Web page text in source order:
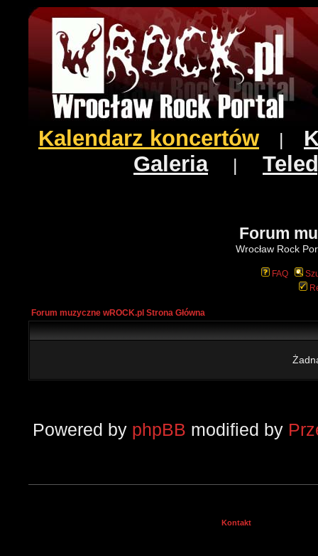
Kalendarz koncertów
Galeria|
Forum
Wrocław Rock
FAQ
Forum muzyczne wROCK.pl Strona Główna
Powered by phpBB modified by
Kontakt